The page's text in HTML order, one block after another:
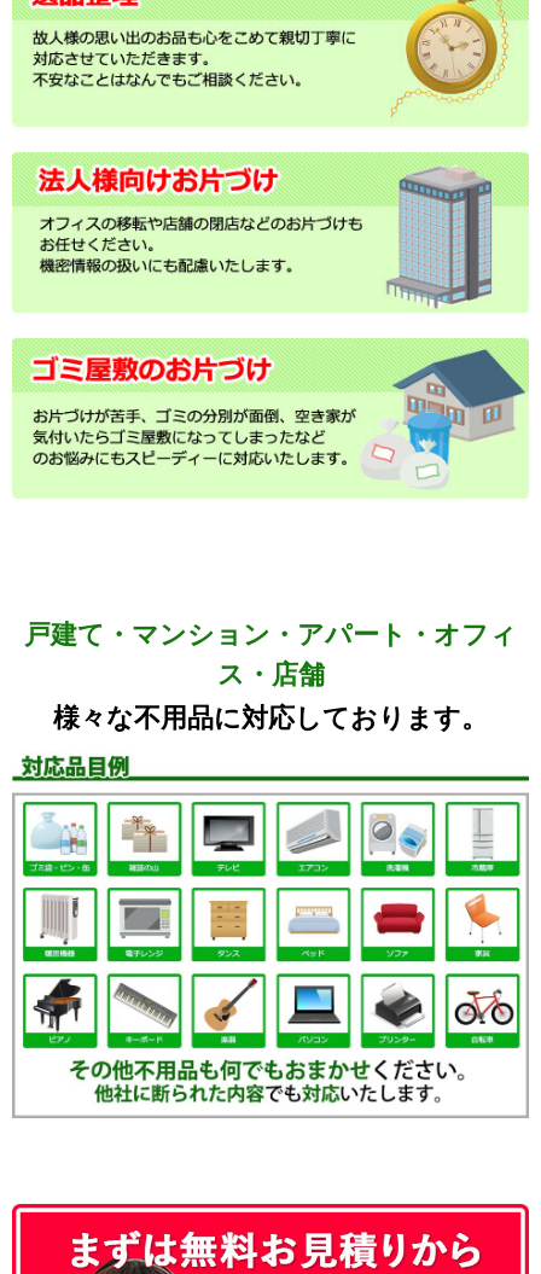
戸建て・マンション・アパート・オフィ
ス・店舗
様々な不用品に対応しております。